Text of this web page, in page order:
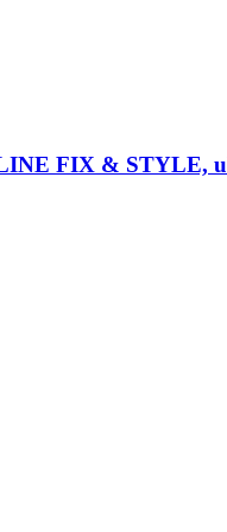
FIX & STYLE,